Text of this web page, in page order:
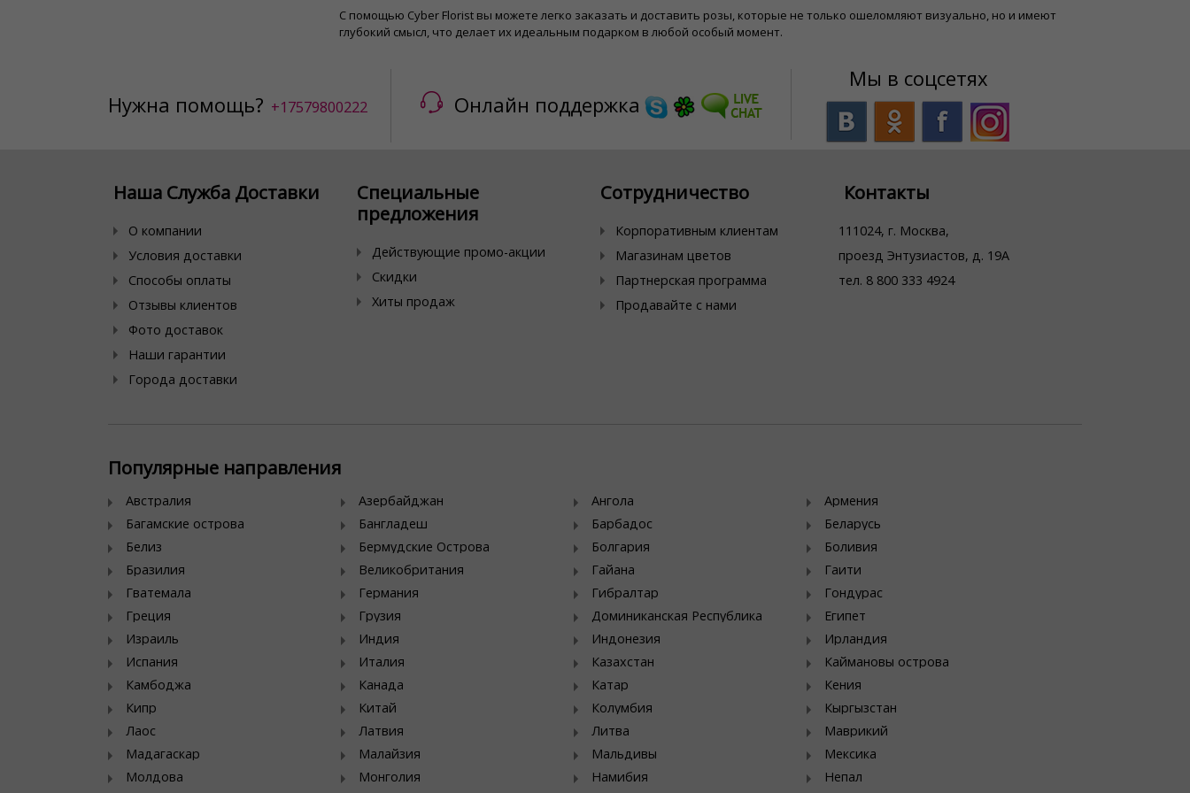
С помощью Cyber ​​Florist вы можете легко заказать и доставить розы, которые не только ошеломляют визуально, но и имеют
глубокий смысл, что делает их идеальным подарком в любой особый момент.
Нужна помощь? +17579800222 Онлайн поддержка
Мы в соцсетях
Наша Служба Доставки
О компании
Условия доставки
Способы оплаты
Отзывы клиентов
Фото доставок
Наши гарантии
Города доставки
Специальные
предложения
Действующие промо-акции
Скидки
Хиты продаж
Сотрудничество
Корпоративным клиентам
Магазинам цветов
Партнерская программа
Продавайте с нами
Контакты
111024, г. Москва,
проезд Энтузиастов, д. 19А
тел. 8 800 333 4924
Популярные направления
Австралия Азербайджан Ангола
Армения
Багамские острова
Бангладеш Барбадос
Беларусь
Белиз
Бермудские Острова Болгария
Боливия
Бразилия
Великобритания Гайана
Гаити
Гватемала
Германия Гибралтар
Гондурас
Греция
Грузия Доминиканская Республика
Египет
Израиль
Индия Индонезия
Ирландия
Испания
Италия Казахстан
Каймановы острова
Камбоджа
Канада Катар
Кения
Кипр
Китай Колумбия
Кыргызстан
Лаос
Латвия Литва
Маврикий
Мадагаскар
Малайзия Мальдивы
Мексика
Молдова
Монголия Намибия
Непал